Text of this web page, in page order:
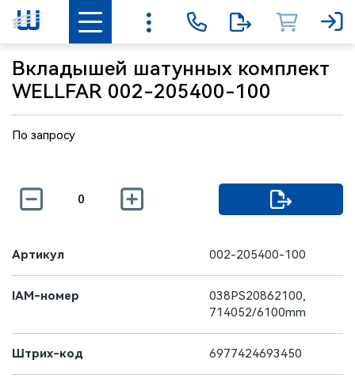
Вкладышей шатунных комплект
WELLFAR 002-205400-100
По запросу
Артикул 002-205400-100
IAM-номер
038PS20862100,
714052/6100mm
Штрих-код 6977424693450